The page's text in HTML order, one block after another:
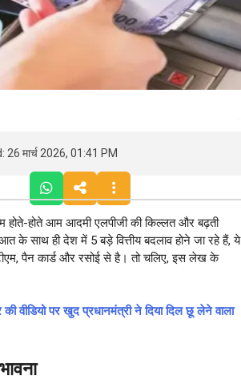
26 मार्च 2026, 01:41 PM
होते-होते आम आदमी एलपीजी की किल्लत और बढ़ती
के साथ ही देश में 5 बड़े वित्तीय बदलाव होने जा रहे हैं, ये
पैन कार्ड और रसोई से है। तो चलिए, इस लेख के
पर खुद प्रधानमंत्री ने दिया दिल छू लेने वाला